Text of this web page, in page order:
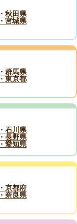
・秋田県
・宮城県
・群馬県
・東京都
・石川県
・長野県
・愛知県
・京都府
・奈良県